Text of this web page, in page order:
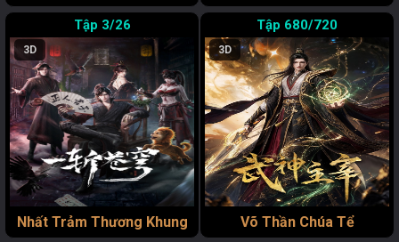
3/26
3D
Nhất Trảm Thương Khung
680/720
3D
Võ Thần Chúa Tể